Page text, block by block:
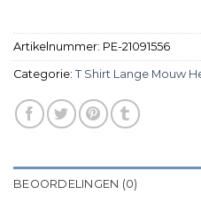
Artikelnummer: PE-21091556
Categorie: T Shirt Lange Mouw
BEOORDELINGEN (0)